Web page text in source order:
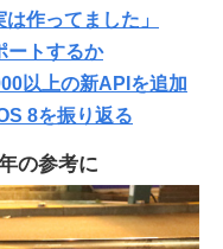
作ってました」
ートするか
以上の新APIを追加
8を振り返る
の参考に